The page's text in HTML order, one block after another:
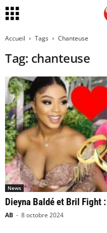
Accueil Tags Chanteuse
Tag: chanteuse
News
Dieyna Baldé et Bril Fight
AB - 8 octobre 2024